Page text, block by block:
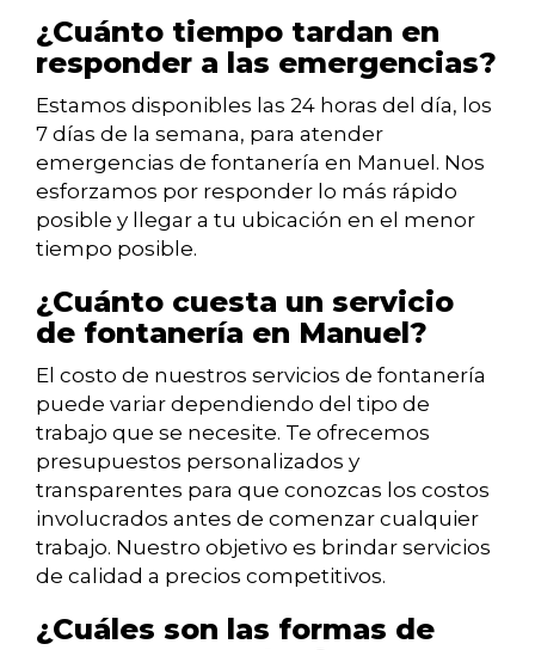
¿Cuánto tiempo tardan en
responder a las emergencias?
Estamos disponibles las 24 horas del día, los
7 días de la semana, para atender
emergencias de fontanería en Manuel. Nos
esforzamos por responder lo más rápido
posible y llegar a tu ubicación en el menor
tiempo posible.
¿Cuánto cuesta un servicio
de fontanería en Manuel?
El costo de nuestros servicios de fontanería
puede variar dependiendo del tipo de
trabajo que se necesite. Te ofrecemos
presupuestos personalizados y
transparentes para que conozcas los costos
involucrados antes de comenzar cualquier
trabajo. Nuestro objetivo es brindar servicios
de calidad a precios competitivos.
¿Cuáles son las formas de